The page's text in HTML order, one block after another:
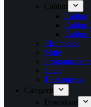
Cabluri
Cabluri
Cabluri
Cabluri
Electronice
Mufe
Programatoare
Scule
Telecomenzi
Categorii
Download